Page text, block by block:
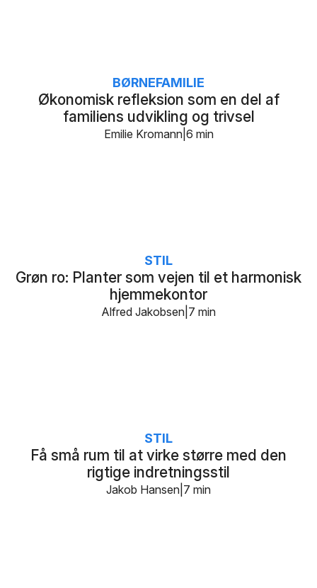
Økonomisk refleksion som en del af
familiens udvikling og trivsel
BØRNEFAMILIE
6 min
Emilie Kromann
Grøn ro: Planter som vejen til et harmonisk
hjemmekontor
STIL
7 min
Alfred Jakobsen
Få små rum til at virke større med den
rigtige indretningsstil
STIL
7 min
Jakob Hansen